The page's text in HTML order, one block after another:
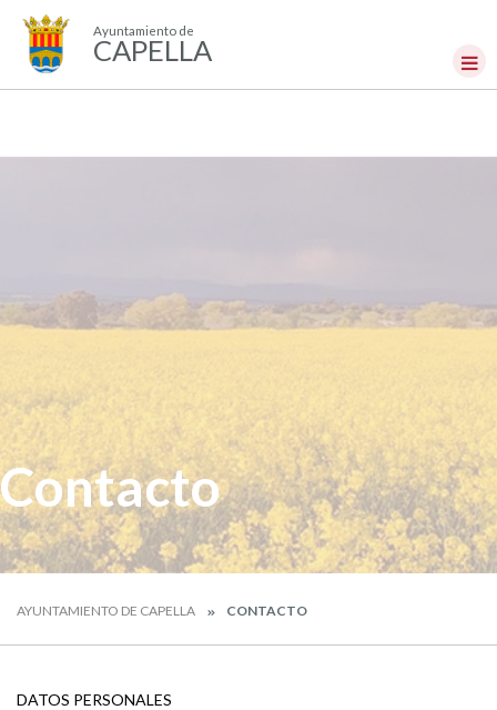
Ayuntamiento de
CAPELLA
Contacto
AYUNTAMIENTO DE CAPELLA CONTACTO
DATOS PERSONALES